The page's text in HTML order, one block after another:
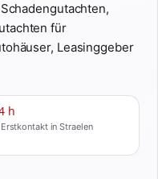
für
Leasinggeber
h
in Straelen